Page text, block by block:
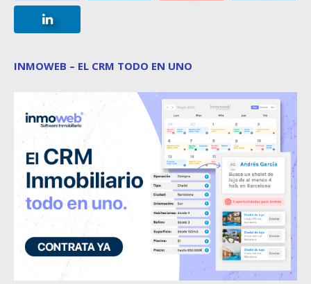
INMOWEB – EL CRM TODO EN UNO